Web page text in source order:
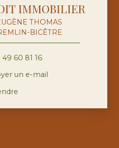
IMMOBILIER
THOMAS
BICÊTRE
49 60 81 16
un e-mail